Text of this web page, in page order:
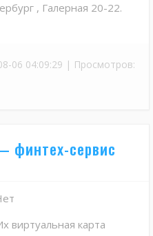
, Галерная 20-22.
06 04:09:29 | Просмотров:
финтех-сервис
виртуальная карта